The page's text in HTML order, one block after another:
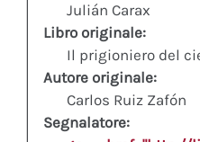
Julián Carax
Libro originale:
Il prigioniero del
Autore originale:
Carlos Ruiz Zafón
Segnalatore: